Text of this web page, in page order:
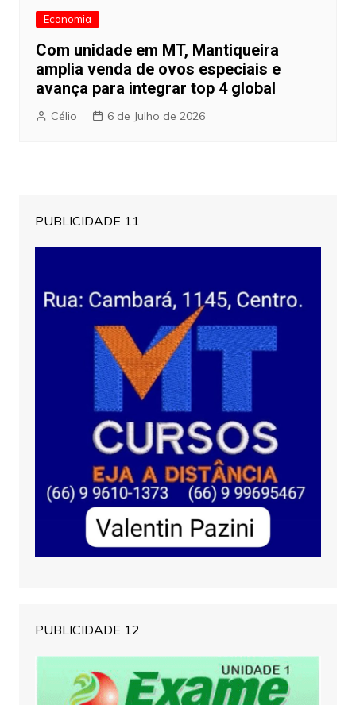
Economia
Com unidade em MT, Mantiqueira
amplia venda de ovos especiais e
avança para integrar top 4 global
Célio 6 de Julho de 2026
PUBLICIDADE 11
PUBLICIDADE 12